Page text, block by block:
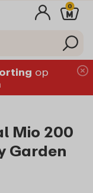
0
op
Mio 200
Garden